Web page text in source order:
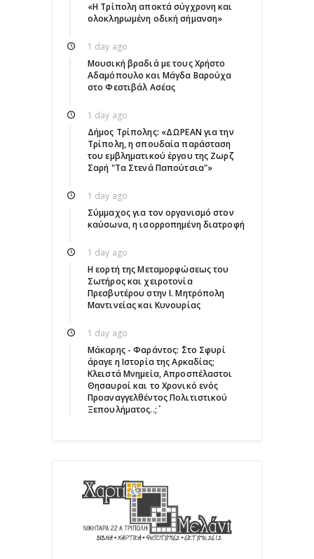
«Η Τρίπολη αποκτά σύγχρονη και
ολοκληρωμένη οδική σήμανση»
1 day ago
Μουσική βραδιά με τους Χρήστο
Αδαμόπουλο και Μάγδα Βαρούχα
στο Φεστιβάλ Ασέας
1 day ago
Δήμος Τρίπολης: «ΔΩΡΕΑΝ για την
Τρίπολη, η σπουδαία παράσταση
του εμβληματικού έργου της Ζωρζ
Σαρή "Τα Στενά Παπούτσια"»
1 day ago
Σύμμαχος για τον οργανισμό στον
καύσωνα, η ισορροπημένη διατροφή
1 day ago
Η εορτή της Μεταμορφώσεως του
Σωτήρος και χειροτονία
Πρεσβυτέρου στην Ι. Μητρόπολη
Μαντινείας και Κυνουρίας
1 day ago
Μάκαρης - Φαράντος: ΄΄Στο Σφυρί
άραγε η Ιστορία της Αρκαδίας;
Κλειστά Μνημεία, Απροσπέλαστοι
Θησαυροί και το Χρονικό ενός
Προαναγγελθέντος Πολιτιστικού
Ξεπουλήματος..;΄΄